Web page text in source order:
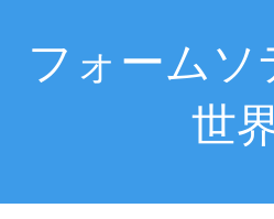
フォーム
世